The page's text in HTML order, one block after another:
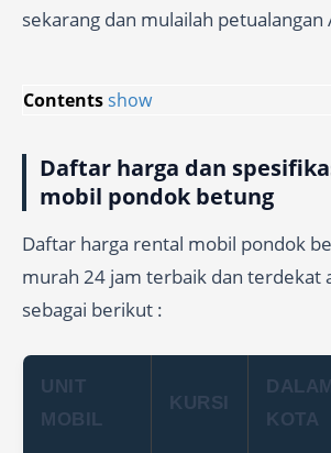
sekarang dan mulailah petualangan
Contentsshow
Daftar harga dan
mobil pondok betung
Daftar harga rental mobil pondok
murah 24 jam terbaik dan terdekat
sebagai berikut :
UNIT
MOBIL
KURSI
KOTA